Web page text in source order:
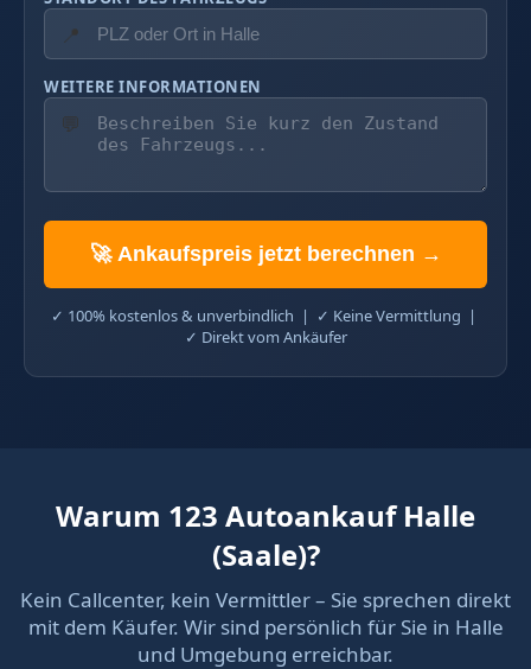
📍
WEITERE INFORMATIONEN
💬
🚀 Ankaufspreis jetzt berechnen →
✓ 100% kostenlos & unverbindlich | ✓ Keine Vermittlung |
✓ Direkt vom Ankäufer
Warum 123 Autoankauf Halle
(Saale)?
Kein Callcenter, kein Vermittler – Sie sprechen direkt
mit dem Käufer. Wir sind persönlich für Sie in Halle
und Umgebung erreichbar.